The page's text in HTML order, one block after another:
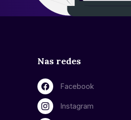
Nas redes
Facebook
Instagram